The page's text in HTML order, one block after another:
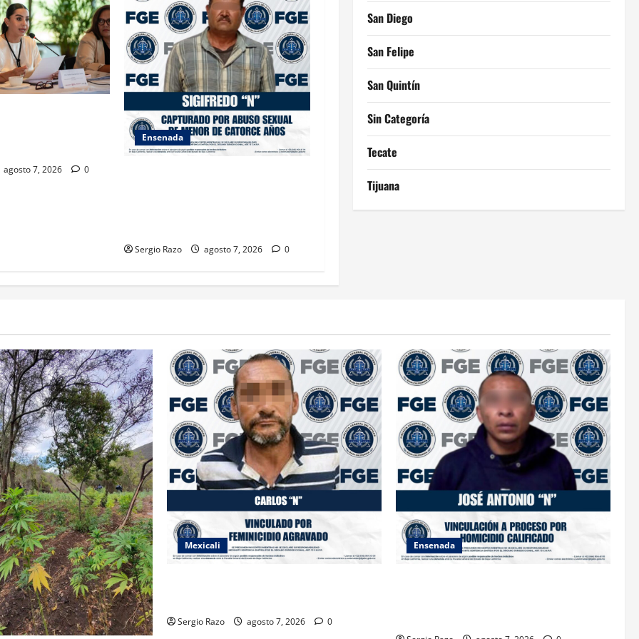
agosto 7, 2026 0
Ensenada
Sergio Razo agosto 7, 2026 0
San Diego
San Felipe
San Quintín
Sin Categoría
Tecate
Tijuana
Mexicali
Sergio Razo agosto 7, 2026 0
Ensenada